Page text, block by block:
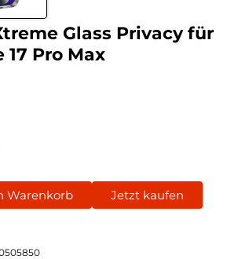
Glass Privacy für
Pro Max
Warenkorb Jetzt kaufen